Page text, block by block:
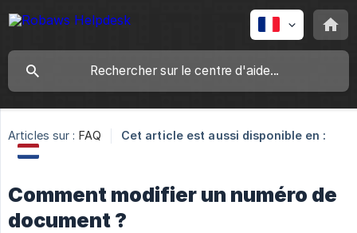
Articles sur : FAQ Cet article est aussi disponible en :
Comment modifier un numéro de
document ?